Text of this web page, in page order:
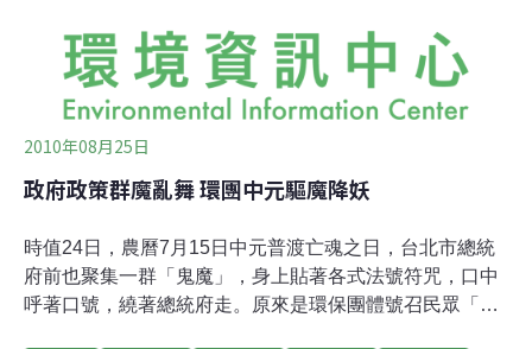
電腦在待機狀況下節省約8成的耗電量，又可減少二氧化
碳的排放，節能減碳的成效
2010年08月25日
政府政策群魔亂舞 環團中元驅魔降妖
時值24日，農曆7月15日中元普渡亡魂之日，台北市總統
府前也聚集一群「鬼魔」，身上貼著各式法號符咒，口中
呼著口號，繞著總統府走。原來是環保團體號召民眾「裝